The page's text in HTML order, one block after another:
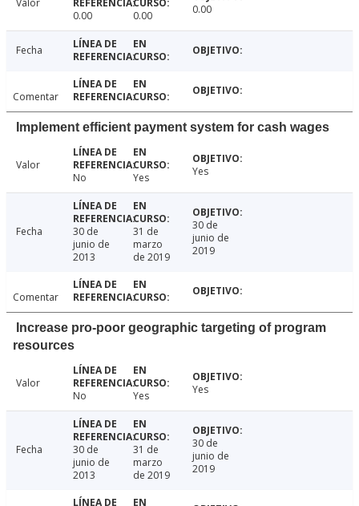
Valor
0.00
0.00 0.00
Fecha
Comentar
Implement efficient payment system for cash wages
Valor
No
Yes Yes
Fecha
30 de
junio de
2013
31 de
marzo
de 2019
30 de
junio de
2019
Comentar
Increase pro-poor geographic targeting of program
resources
Valor
No
Yes Yes
Fecha
30 de
junio de
2013
31 de
marzo
de 2019
30 de
junio de
2019